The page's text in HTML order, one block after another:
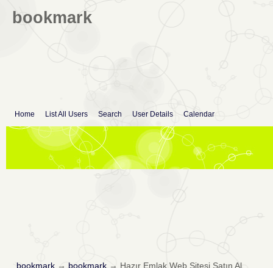
bookmark
Home List All Users Search User Details Calendar
bookmark→ bookmark→ Hazır Emlak Web Sitesi Satın Al